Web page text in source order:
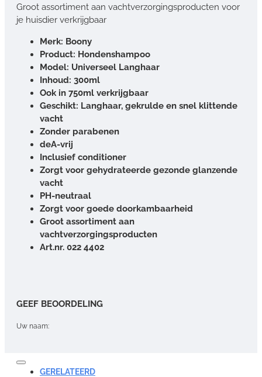
Groot assortiment aan vachtverzorgingsproducten voor
je huisdier verkrijgbaar
Merk: Boony
Product: Hondenshampoo
Model: Universeel Langhaar
Inhoud: 300ml
Ook in 750ml verkrijgbaar
Geschikt: Langhaar, gekrulde en snel klittende
vacht
Zonder parabenen
deA-vrij
Inclusief conditioner
Zorgt voor gehydrateerde gezonde glanzende
vacht
PH-neutraal
Zorgt voor goede doorkambaarheid
Groot assortiment aan
vachtverzorgingsproducten
Art.nr. 022 4402
GEEF BEOORDELING
Uw naam:
Opmerking:
GERELATEERD